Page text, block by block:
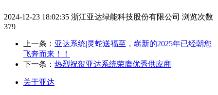
2024-12-23 18:02:35 浙江亚达绿能科技股份有限公司 浏览次数
379
上一条： 亚达系统|灵蛇送福至，崭新的2025年已经朝您
飞奔而来！！
下一条： 热烈祝贺亚达系统荣膺优秀供应商
关于亚达